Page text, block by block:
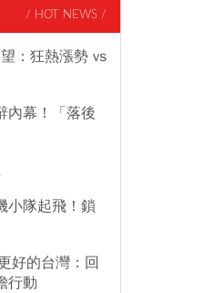
/ HOT NEWS /
：狂熱漲勢 vs
內幕！「落後
小隊起飛！鎖
好的台灣：回
行動